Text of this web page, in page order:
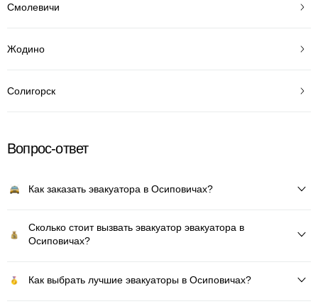
Смолевичи
Жодино
Солигорск
Вопрос-ответ
Как заказать эвакуатора в Осиповичах?
Сколько стоит вызвать эвакуатор эвакуатора в
Осиповичах?
Как выбрать лучшие эвакуаторы в Осиповичах?